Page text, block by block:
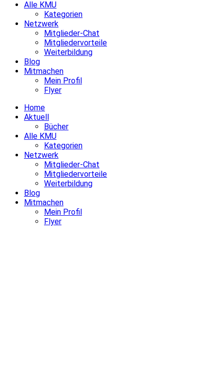
Alle KMU
Kategorien
Netzwerk
Mitglieder-Chat
Mitgliedervorteile
Weiterbildung
Blog
Mitmachen
Mein Profil
Flyer
Home
Aktuell
Bücher
Alle KMU
Kategorien
Netzwerk
Mitglieder-Chat
Mitgliedervorteile
Weiterbildung
Blog
Mitmachen
Mein Profil
Flyer